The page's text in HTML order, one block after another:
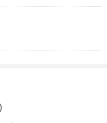
.
양이랑 정치에 관심이 많아
은 뒤 복권을 사고요.